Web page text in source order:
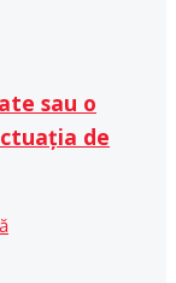
sau o
de